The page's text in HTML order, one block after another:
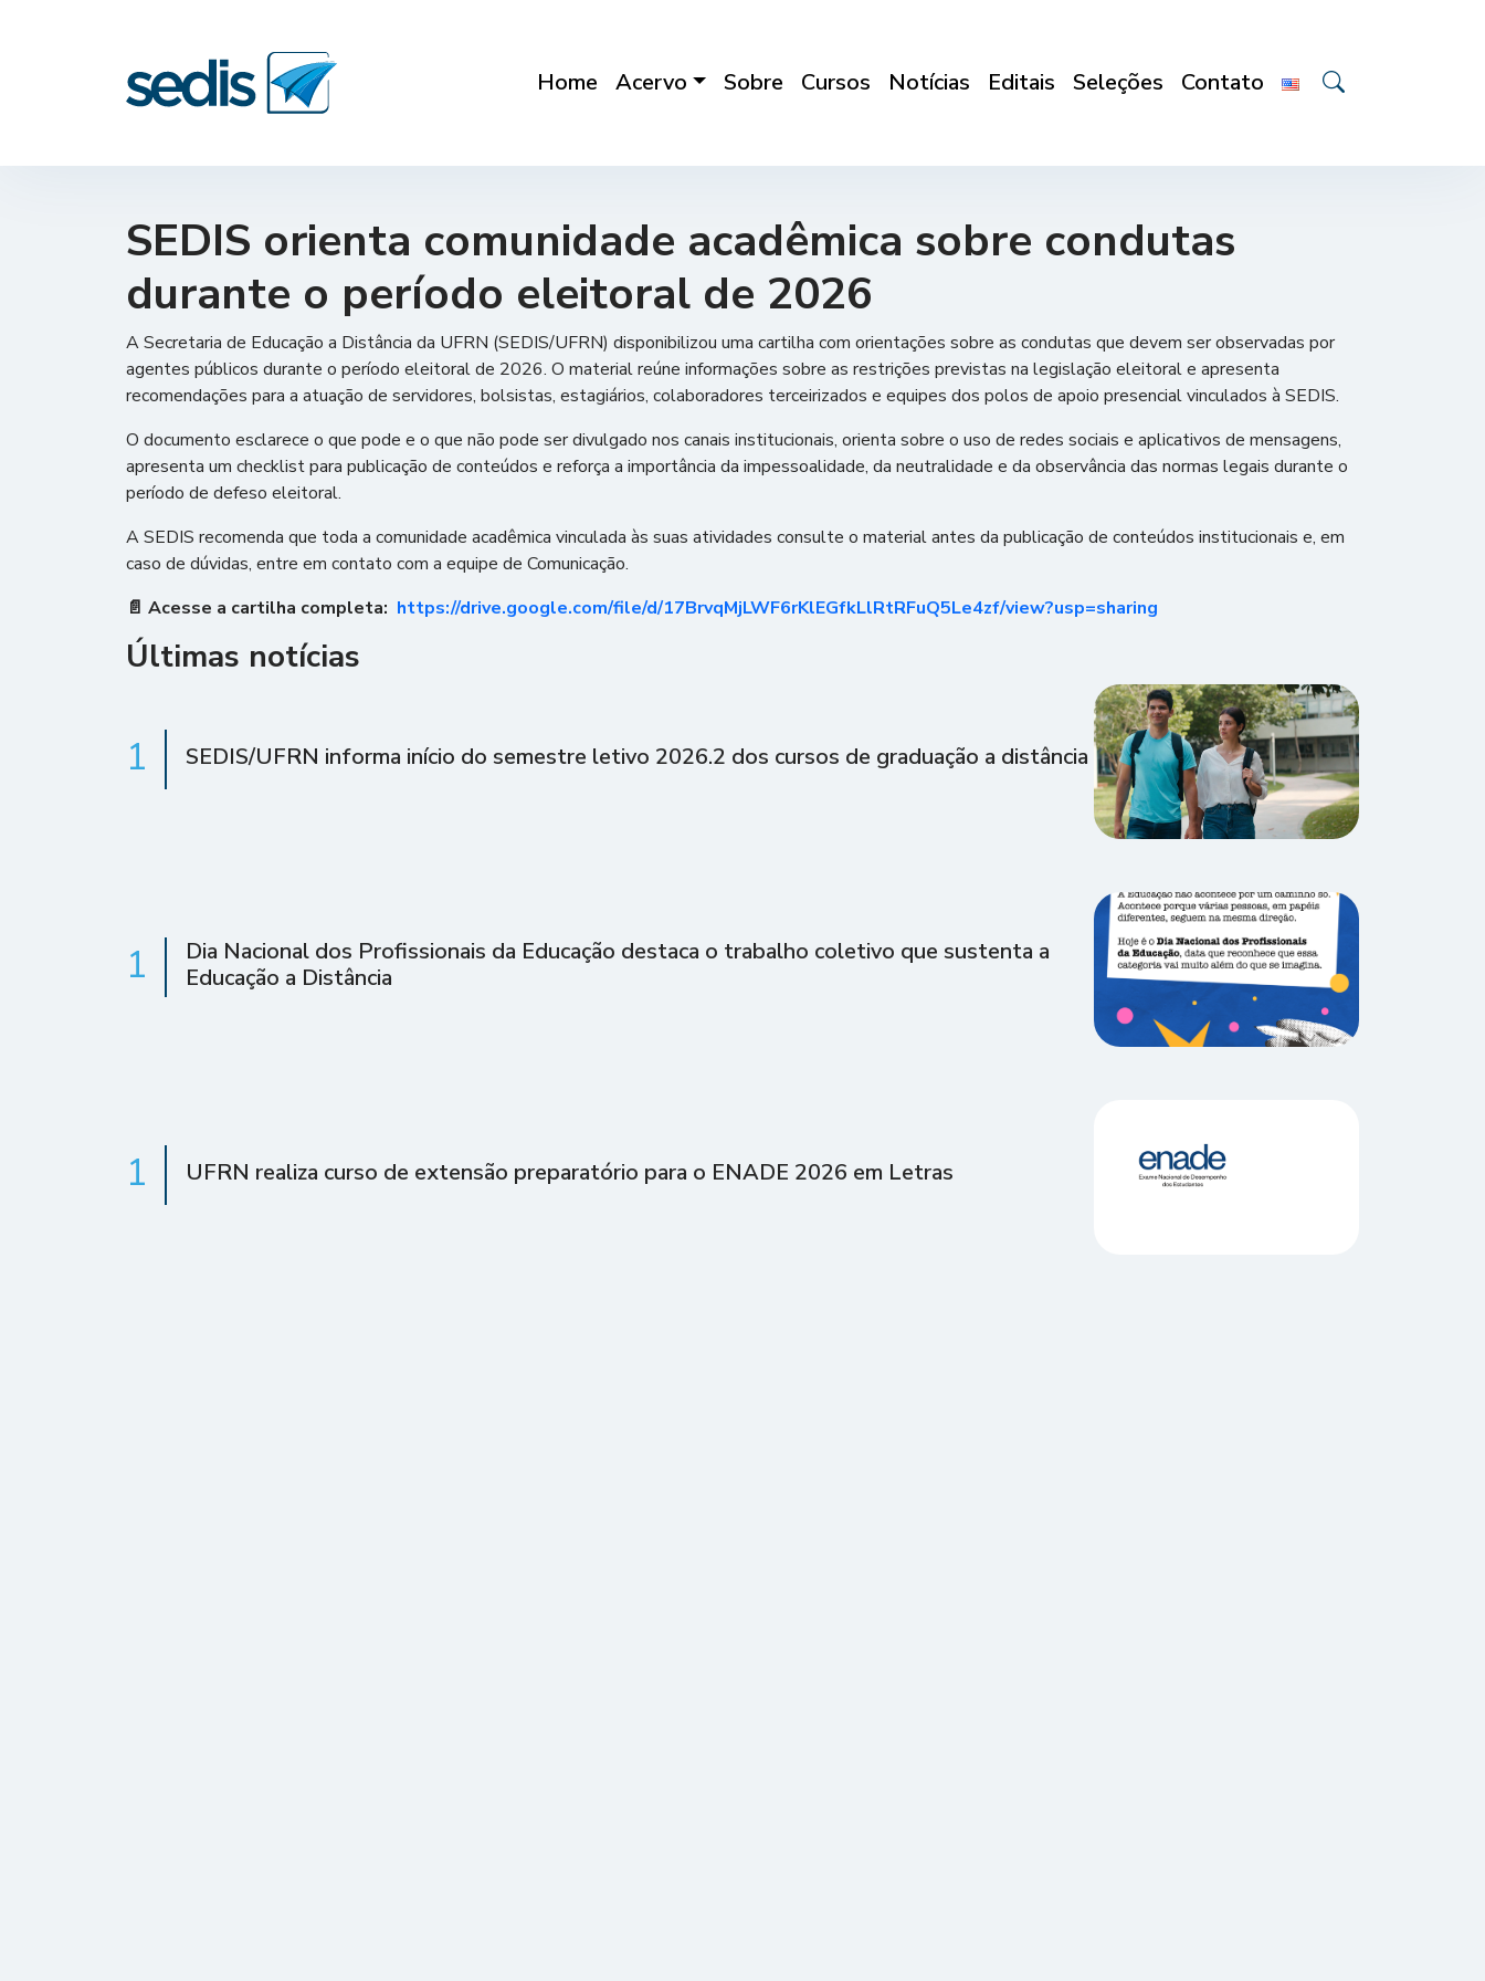
Home Acervo Sobre Cursos Notícias Editais Seleções Contato
SEDIS orienta comunidade acadêmica sobre condutas
durante o período eleitoral de 2026
A Secretaria de Educação a Distância da UFRN (SEDIS/UFRN) disponibilizou uma cartilha com orientações sobre as condutas que devem ser observadas por
agentes públicos durante o período eleitoral de 2026. O material reúne informações sobre as restrições previstas na legislação eleitoral e apresenta
recomendações para a atuação de servidores, bolsistas, estagiários, colaboradores terceirizados e equipes dos polos de apoio presencial vinculados à SEDIS.
O documento esclarece o que pode e o que não pode ser divulgado nos canais institucionais, orienta sobre o uso de redes sociais e aplicativos de mensagens,
apresenta um checklist para publicação de conteúdos e reforça a importância da impessoalidade, da neutralidade e da observância das normas legais durante o
período de defeso eleitoral.
A SEDIS recomenda que toda a comunidade acadêmica vinculada às suas atividades consulte o material antes da publicação de conteúdos institucionais e, em
caso de dúvidas, entre em contato com a equipe de Comunicação.
📄 Acesse a cartilha completa: https://drive.google.com/file/d/17BrvqMjLWF6rKlEGfkLlRtRFuQ5Le4zf/view?usp=sharing
Últimas notícias
1 SEDIS/UFRN informa início do semestre letivo 2026.2 dos cursos de graduação a distância
1
Dia Nacional dos Profissionais da Educação destaca o trabalho coletivo que sustenta a
Educação a Distância
1 UFRN realiza curso de extensão preparatório para o ENADE 2026 em Letras